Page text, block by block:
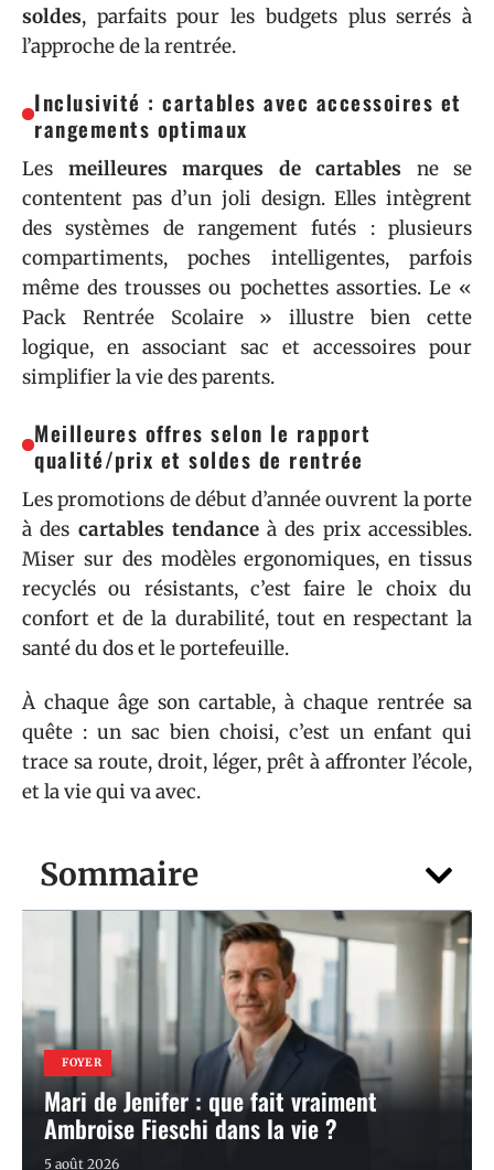
Sommaire
FOYER
Mari de Jenifer : que fait vraiment
Ambroise Fieschi dans la vie ?
5 août 2026
soldes, parfaits pour les budgets plus serrés à
l’approche de la rentrée.
Inclusivité : cartables avec accessoires et
rangements optimaux
Les meilleures marques de cartables ne se
contentent pas d’un joli design. Elles intègrent
des systèmes de rangement futés : plusieurs
compartiments, poches intelligentes, parfois
même des trousses ou pochettes assorties. Le «
Pack Rentrée Scolaire » illustre bien cette
logique, en associant sac et accessoires pour
simplifier la vie des parents.
Meilleures offres selon le rapport
qualité/prix et soldes de rentrée
Les promotions de début d’année ouvrent la porte
à des cartables tendanceà des prix accessibles.
Miser sur des modèles ergonomiques, en tissus
recyclés ou résistants, c’est faire le choix du
confort et de la durabilité, tout en respectant la
santé du dos et le portefeuille.
À chaque âge son cartable, à chaque rentrée sa
quête : un sac bien choisi, c’est un enfant qui
trace sa route, droit, léger, prêt à affronter l’école,
et la vie qui va avec.